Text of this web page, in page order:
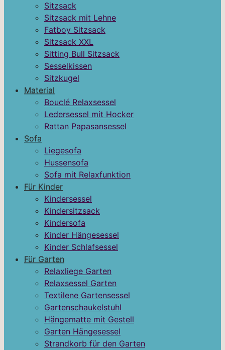
Sitzsack
Sitzsack mit Lehne
Fatboy Sitzsack
Sitzsack XXL
Sitting Bull Sitzsack
Sesselkissen
Sitzkugel
Material
Bouclé Relaxsessel
Ledersessel mit Hocker
Rattan Papasansessel
Sofa
Liegesofa
Hussensofa
Sofa mit Relaxfunktion
Für Kinder
Kindersessel
Kindersitzsack
Kindersofa
Kinder Hängesessel
Kinder Schlafsessel
Für Garten
Relaxliege Garten
Relaxsessel Garten
Textilene Gartensessel
Gartenschaukelstuhl
Hängematte mit Gestell
Garten Hängesessel
Strandkorb für den Garten